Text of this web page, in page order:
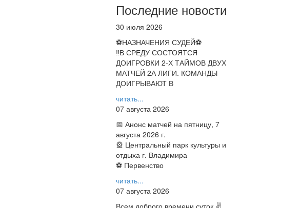
Последние новости
30 июля 2026
⚽НАЗНАЧЕНИЯ СУДЕЙ⚽
‼В СРЕДУ СОСТОЯТСЯ
ДОИГРОВКИ 2-Х ТАЙМОВ ДВУХ
МАТЧЕЙ 2А ЛИГИ. КОМАНДЫ
ДОИГРЫВАЮТ В
читать...
07 августа 2026
📅 Анонс матчей на пятницу, 7
августа 2026 г.
🎡 Центральный парк культуры и
отдыха г. Владимира
⚽ Первенство
читать...
07 августа 2026